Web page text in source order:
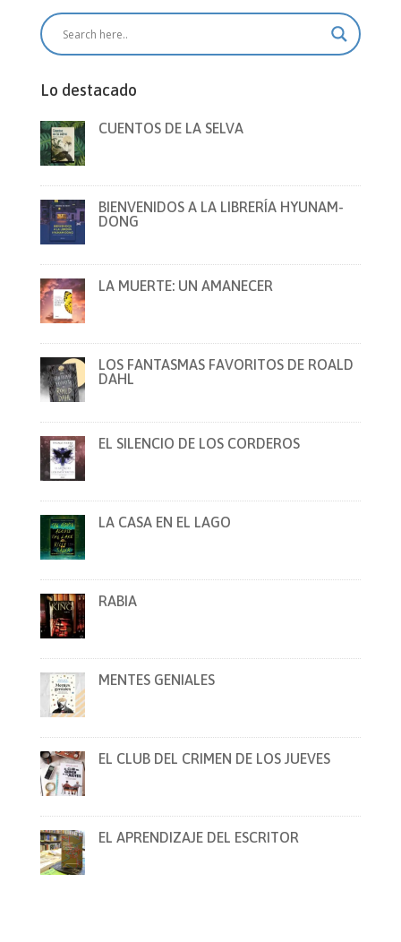
Lo destacado
CUENTOS DE LA SELVA
BIENVENIDOS A LA LIBRERÍA HYUNAM-
DONG
LA MUERTE: UN AMANECER
LOS FANTASMAS FAVORITOS DE ROALD
DAHL
EL SILENCIO DE LOS CORDEROS
LA CASA EN EL LAGO
RABIA
MENTES GENIALES
EL CLUB DEL CRIMEN DE LOS JUEVES
EL APRENDIZAJE DEL ESCRITOR